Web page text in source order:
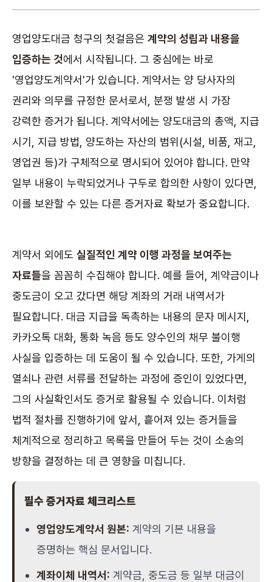
영업양도대금 청구의 첫걸음은 계약의 성립과 내용을
입증하는 것에서 시작됩니다. 그 중심에는 바로
'영업양도계약서'가 있습니다. 계약서는 양 당사자의
권리와 의무를 규정한 문서로서, 분쟁 발생 시 가장
강력한 증거가 됩니다. 계약서에는 양도대금의 총액, 지급
시기, 지급 방법, 양도하는 자산의 범위(시설, 비품, 재고,
영업권 등)가 구체적으로 명시되어 있어야 합니다. 만약
일부 내용이 누락되었거나 구두로 합의한 사항이 있다면,
이를 보완할 수 있는 다른 증거자료 확보가 중요합니다.
계약서 외에도 실질적인 계약 이행 과정을 보여주는
자료들을 꼼꼼히 수집해야 합니다. 예를 들어, 계약금이나
중도금이 오고 갔다면 해당 계좌의 거래 내역서가
필요합니다. 대금 지급을 독촉하는 내용의 문자 메시지,
카카오톡 대화, 통화 녹음 등도 양수인의 채무 불이행
사실을 입증하는 데 도움이 될 수 있습니다. 또한, 가게의
열쇠나 관련 서류를 전달하는 과정에 증인이 있었다면,
그의 사실확인서도 증거로 활용될 수 있습니다. 이처럼
법적 절차를 진행하기에 앞서, 흩어져 있는 증거들을
체계적으로 정리하고 목록을 만들어 두는 것이 소송의
방향을 결정하는 데 큰 영향을 미칩니다.
필수 증거자료 체크리스트
영업양도계약서 원본: 계약의 기본 내용을
증명하는 핵심 문서입니다.
계좌이체 내역서: 계약금, 중도금 등 일부 대금이